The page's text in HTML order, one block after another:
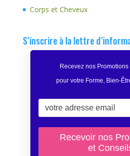
Corps et Cheveux
S’inscrire à la lettre
Recevez nos
pour votre Forme, Bien-